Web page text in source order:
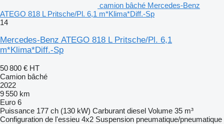
camion bâché Mercedes-Benz
ATEGO 818 L Pritsche/Pl. 6,1 m*Klima*Diff.-Sp
14
Mercedes-Benz ATEGO 818 L Pritsche/Pl. 6,1
m*Klima*Diff.-Sp
50 800 € HT
Camion bâché
2022
9 550 km
Euro 6
Puissance 177 ch (130 kW) Carburant diesel Volume 35 m³
Configuration de l'essieu 4x2 Suspension pneumatique/pneumatique